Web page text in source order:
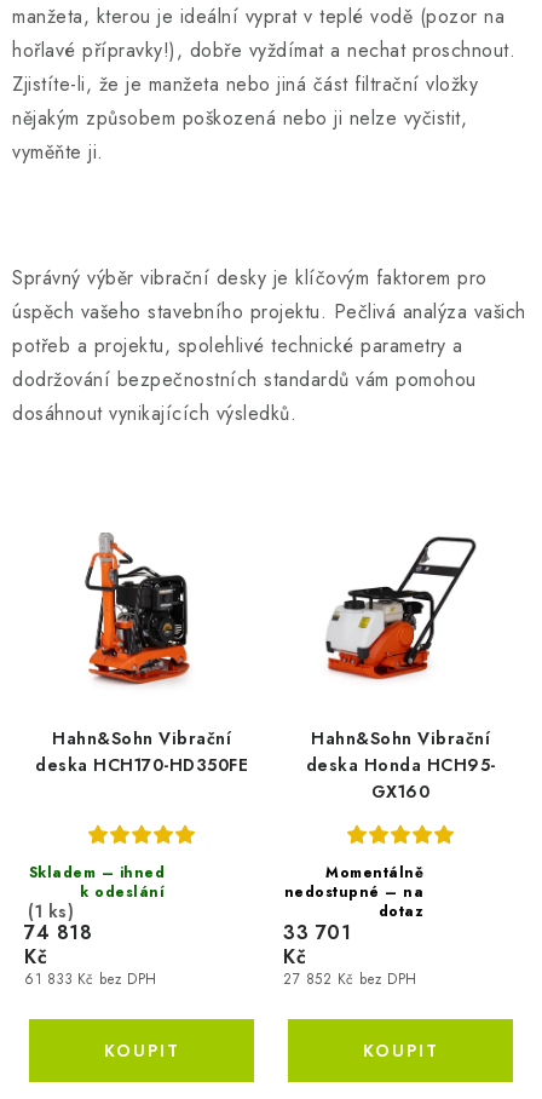
manžeta, kterou je ideální vyprat v teplé vodě (pozor na
hořlavé přípravky!), dobře vyždímat a nechat proschnout.
Zjistíte-li, že je manžeta nebo jiná část filtrační vložky
nějakým způsobem poškozená nebo ji nelze vyčistit,
vyměňte ji.
Správný výběr vibrační desky je klíčovým faktorem pro
úspěch vašeho stavebního projektu. Pečlivá analýza vašich
potřeb a projektu, spolehlivé technické parametry a
dodržování bezpečnostních standardů vám pomohou
dosáhnout vynikajících výsledků.
Hahn&Sohn Vibrační
deska HCH170-HD350FE
Skladem – ihned
k odeslání
(1 ks)
61 833 Kč bez DPH
74 818
Kč
Hahn&Sohn Vibrační
deska Honda HCH95-
GX160
Momentálně
nedostupné – na
dotaz
27 852 Kč bez DPH
33 701
Kč